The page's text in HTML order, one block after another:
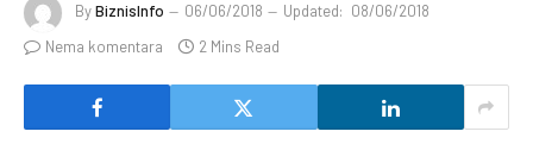
ByBiznisInfo 06/06/2018 Updated: 08/06/2018
Nema komentara
2 Mins Read